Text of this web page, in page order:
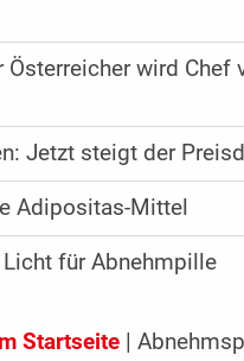
Österreicher wird Chef
Jetzt steigt der
Adipositas-Mittel
Licht für Abnehmpille
Startseite|